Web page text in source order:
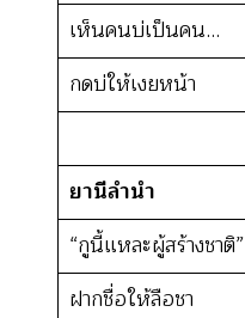
เห็นคนบ่เป็นคน…
กดบ่ให้เงยหน้า
ยานีลำนำ
“กูนี้แหละผู้สร้างชาติ”
ฝากชื่อให้ลือชา